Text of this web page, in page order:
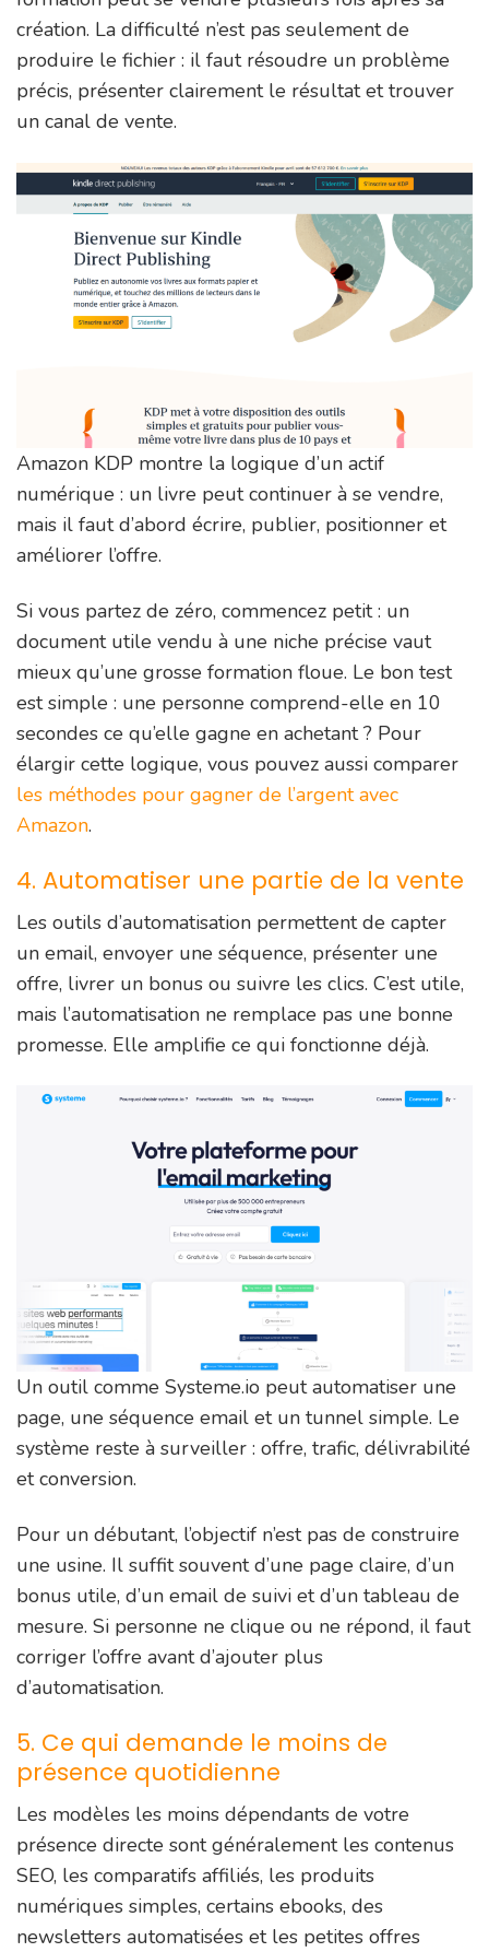
création. La difficulté n’est pas seulement de
produire le fichier : il faut résoudre un problème
précis, présenter clairement le résultat et trouver
un canal de vente.
Amazon KDP montre la logique d’un actif
numérique : un livre peut continuer à se vendre,
mais il faut d’abord écrire, publier, positionner et
améliorer l’offre.
Si vous partez de zéro, commencez petit : un
document utile vendu à une niche précise vaut
mieux qu’une grosse formation floue. Le bon test
est simple : une personne comprend-elle en 10
secondes ce qu’elle gagne en achetant ? Pour
élargir cette logique, vous pouvez aussi comparer
les méthodes pour gagner de l’argent avec
Amazon.
4. Automatiser une partie de la vente
Les outils d’automatisation permettent de capter
un email, envoyer une séquence, présenter une
offre, livrer un bonus ou suivre les clics. C’est utile,
mais l’automatisation ne remplace pas une bonne
promesse. Elle amplifie ce qui fonctionne déjà.
Un outil comme Systeme.io peut automatiser une
page, une séquence email et un tunnel simple. Le
système reste à surveiller : offre, trafic, délivrabilité
et conversion.
Pour un débutant, l’objectif n’est pas de construire
une usine. Il suffit souvent d’une page claire, d’un
bonus utile, d’un email de suivi et d’un tableau de
mesure. Si personne ne clique ou ne répond, il faut
corriger l’offre avant d’ajouter plus
d’automatisation.
5. Ce qui demande le moins de
présence quotidienne
Les modèles les moins dépendants de votre
présence directe sont généralement les contenus
SEO, les comparatifs affiliés, les produits
numériques simples, certains ebooks, des
newsletters automatisées et les petites offres